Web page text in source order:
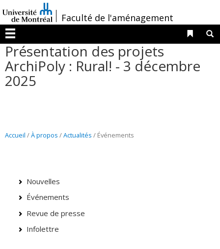
au
contenu
/Faculté de l'aménagement
Menu
Liens
Présentation des projets
ArchiPoly : Rural! - 3 décembre
2025
Accueil /À propos /Actualités / Événements
Nouvelles
Événements
Revue de presse
Infolettre